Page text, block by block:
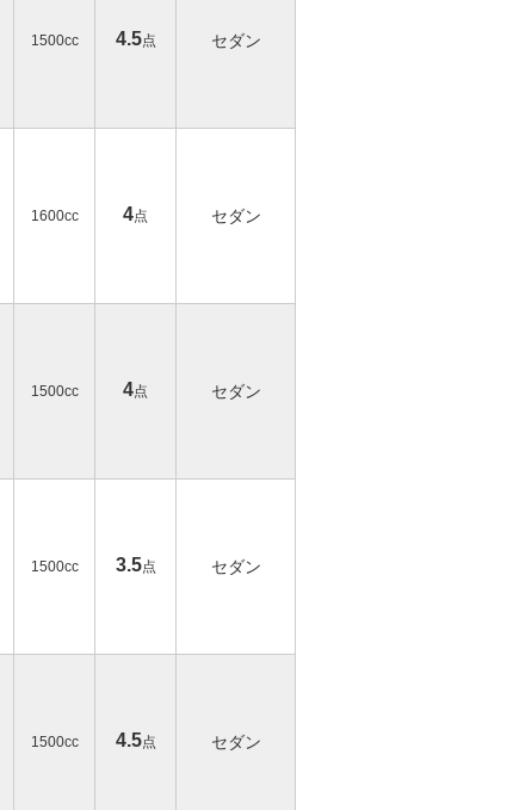
1500cc 4.5点 セダン
1600cc 4点 セダン
1500cc 4点 セダン
1500cc 3.5点 セダン
1500cc 4.5点 セダン